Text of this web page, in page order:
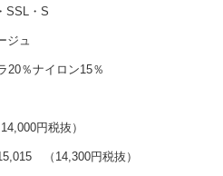
SSL・S
ジュ
％ナイロン15％
円税抜）
（14,300円税抜）